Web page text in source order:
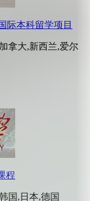
际本科留学项目
拿大,新西兰,爱尔
程
国,日本,德国